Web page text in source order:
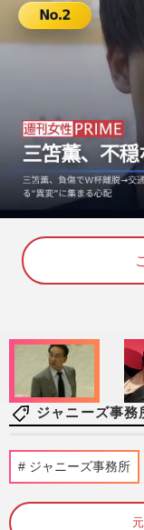
U
n
u
ジャニーズ事務
『
ー
『
ジャニーズ事務所